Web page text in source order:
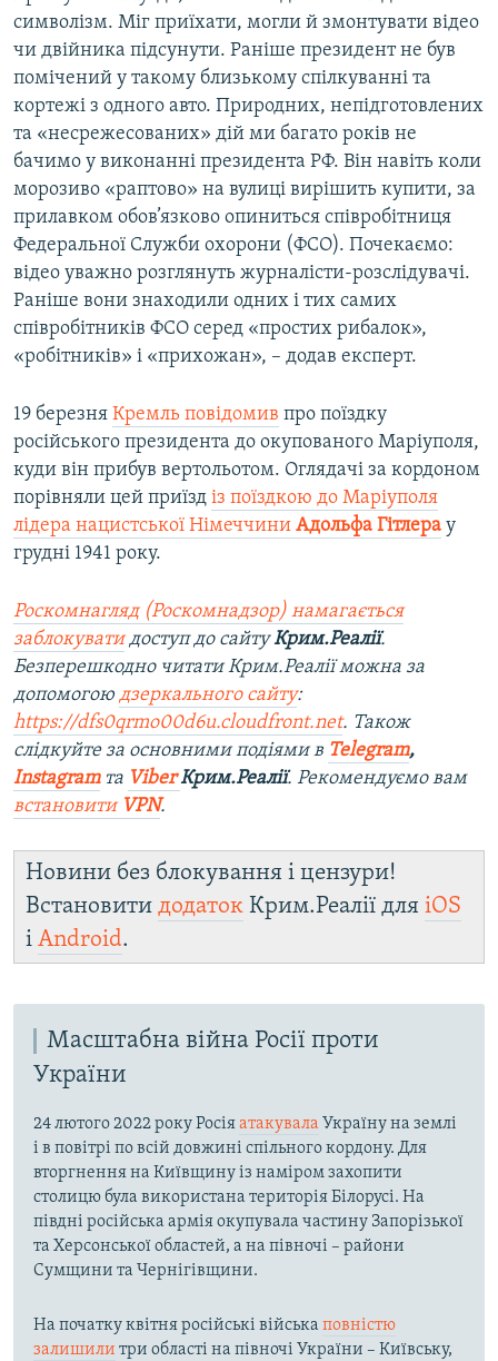
символізм. Міг приїхати, могли й змонтувати відео
чи двійника підсунути. Раніше президент не був
помічений у такому близькому спілкуванні та
кортежі з одного авто. Природних, непідготовлених
та «несрежесованих» дій ми багато років не
бачимо у виконанні президента РФ. Він навіть коли
морозиво «раптово» на вулиці вирішить купити, за
прилавком обов’язково опиниться співробітниця
Федеральної Служби охорони (ФСО). Почекаємо:
відео уважно розглянуть журналісти-розслідувачі.
Раніше вони знаходили одних і тих самих
співробітників ФСО серед «простих рибалок»,
«робітників» і «прихожан», – додав експерт.
19 березня Кремль повідомив про поїздку
російського президента до окупованого Маріуполя,
куди він прибув вертольотом. Оглядачі за кордоном
порівняли цей приїзд із поїздкою до Маріуполя
лідера нацистської Німеччини Адольфа Гітлера у
грудні 1941 року.
Роскомнагляд (Роскомнадзор) намагається
заблокуватидоступ до сайтуКрим.Реалії.
Безперешкодно читати Крим.Реалії можна за
допомогою дзеркального сайту:
https://dfs0qrmo00d6u.cloudfront.net. Також
слідкуйте за основними подіями в Telegram,
Instagramта ViberКрим.Реалії. Рекомендуємо вам
встановити VPN.
Новини без блокування і цензури!
Встановити додаток Крим.Реалії для iOS
і Android.
Масштабна війна Росії проти
України
24 лютого 2022 року Росіяатакувала Україну на землі
і в повітрі по всій довжині спільного кордону. Для
вторгнення на Київщину із наміром захопити
столицю була використана територія Білорусі. На
півдні російська армія окупувала частину Запорізької
та Херсонської областей, а на півночі – райони
Сумщини та Чернігівщини.
На початку квітня російські війська повністю
залишили три області на півночі України – Київську,